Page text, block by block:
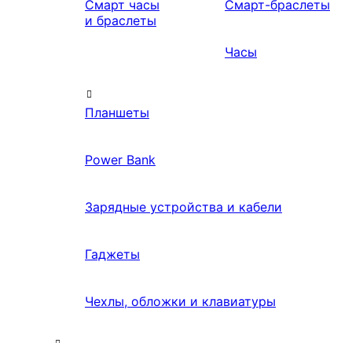
Смарт часы
и браслеты
Смарт-браслеты
Часы
Планшеты
Power Bank
Зарядные устройства и кабели
Гаджеты
Чехлы, обложки и клавиатуры